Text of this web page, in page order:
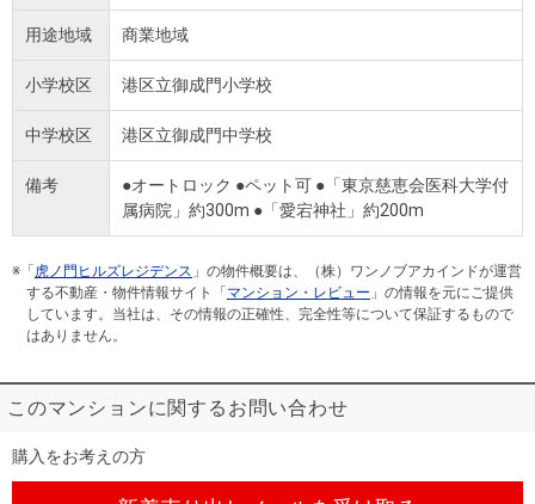
用途地域 商業地域
小学校区 港区立御成門小学校
中学校区 港区立御成門中学校
備考
●オートロック ●ペット可 ●「東京慈恵会医科大学付
属病院」約300m ●「愛宕神社」約200m
※「 虎ノ門ヒルズレジデンス 」の物件概要は、（株）ワンノブアカインドが運営
する不動産・物件情報サイト「 マンション・レビュー 」の情報を元にご提供
しています。当社は、その情報の正確性、完全性等について保証するもので
はありません。
このマンションに関するお問い合わせ
購入をお考えの方